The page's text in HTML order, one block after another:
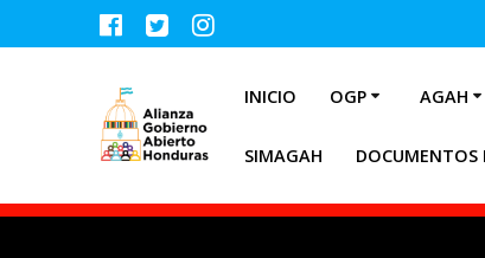
INICIO OGP AGAH
SIMAGAH DOCUMENTOS